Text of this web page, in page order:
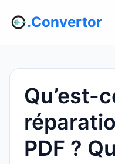
.Convertor
Qu’est-
PDF ?